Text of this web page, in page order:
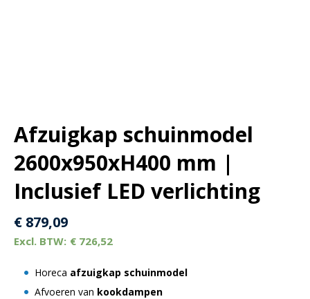
Afzuigkap schuinmodel
2600x950xH400 mm |
Inclusief LED verlichting
€ 879,09
€ 726,52
Horeca afzuigkap schuinmodel
Afvoeren van kookdampen